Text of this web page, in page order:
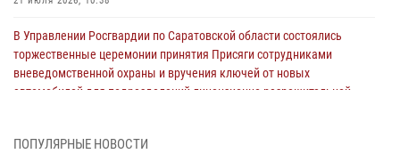
В Управлении Росгвардии по Саратовской области состоялись
торжественные церемонии принятия Присяги сотрудниками
вневедомственной охраны и вручения ключей от новых
автомобилей для подразделений лицензионно-разрешительной
ПОПУЛЯРНЫЕ НОВОСТИ